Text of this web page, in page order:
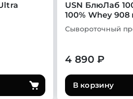
USN БлюЛаб
100% Whey 908
Сывороточный
4 890 ₽
В корзину